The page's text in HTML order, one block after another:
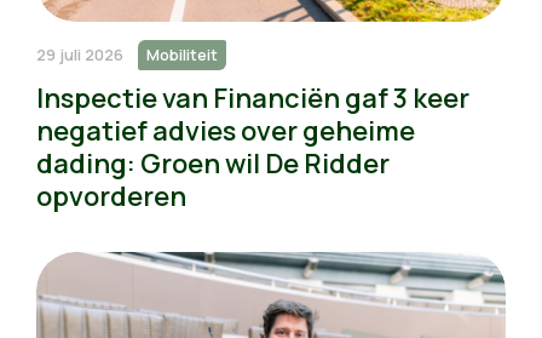
29 juli 2026 Mobiliteit
Inspectie van Financiën gaf 3 keer
negatief advies over geheime
dading: Groen wil De Ridder
opvorderen